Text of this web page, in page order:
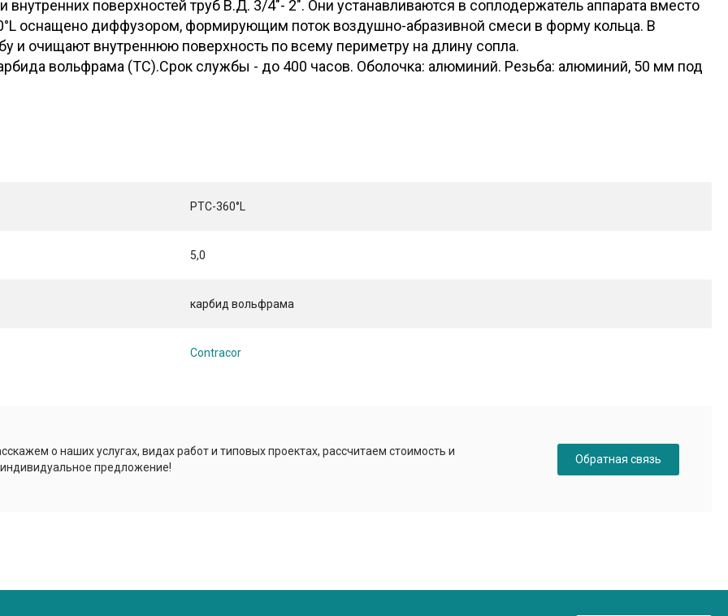
поверхностей труб В.Д. 3/4"- 2". Они устанавливаются в соплодержатель аппарата вместо
оснащено диффузором, формирующим поток воздушно-абразивной смеси в форму кольца. В
и очищают внутреннюю поверхность по всему периметру на длину сопла.
вольфрама (ТС).Срок службы - до 400 часов. Оболочка: алюминий. Резьба: алюминий, 50 мм под
PTC-360°L
5,0
карбид вольфрама
Contracor
о наших услугах, видах работ и типовых проектах, рассчитаем стоимость и
предложение!
Обратная связь